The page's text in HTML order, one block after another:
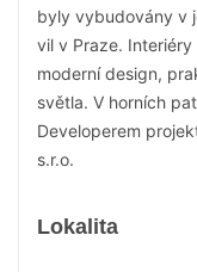
byly vybudovány v
vil v Praze.
moderní design,
světla. V horních
Developerem
s.r.o.
Lokalita